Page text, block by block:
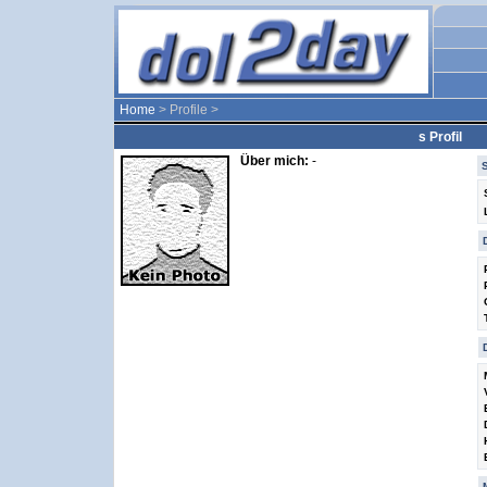
Home > Profile >
s Profil
Über mich: -